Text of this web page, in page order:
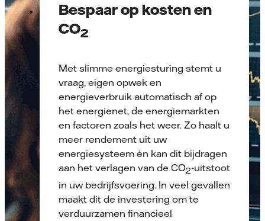
Bespaar op kosten en
CO2
Met slimme energiesturing stemt u
vraag, eigen opwek en
energieverbruik automatisch af op
het energienet, de energie­markten
en factoren zoals het weer. Zo haalt u
meer rendement uit uw
energiesysteem én kan dit bijdragen
aan het verlagen van de CO2‑uitstoot
in uw bedrijfsvoering. In veel gevallen
maakt dit de investering om te
verduurzamen financieel